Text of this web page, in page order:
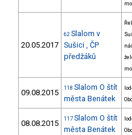
20.05.2017
62 Slalom v
Sušici , ČP
předžáků
09.08.2015 118 Slalom O štít
města Benátek
08.08.2015 117 Slalom O štít
města Benátek